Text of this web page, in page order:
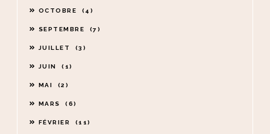
OCTOBRE 4
SEPTEMBRE 7
JUILLET 3
JUIN 1
MAI 2
MARS 6
FÉVRIER 11